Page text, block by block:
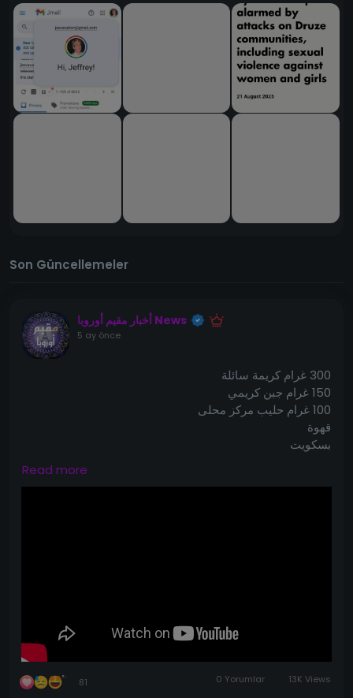
Son Güncellemeler
أخبار مقيم أوروبا News
5 ay önce
300 غرام كريمة سائلة
150 غرام جبن كريمي
100 غرام حليب مركز محلى
قهوة
بسكويت
Read more
81 0 Yorumlar 13K Views